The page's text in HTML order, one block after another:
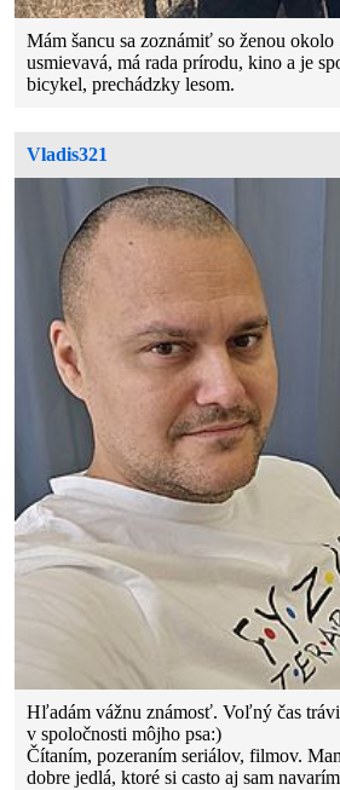
Mám šancu sa zoznámiť so ženou okolo
usmievavá, má rada prírodu, kino a je
bicykel, prechádzky lesom.
Vladis321
Hľadám vážnu známosť. Voľný čas
v spoločnosti môjho psa:)
Čítaním, pozeraním seriálov, filmov.
dobre jedlá, ktoré si casto aj sam